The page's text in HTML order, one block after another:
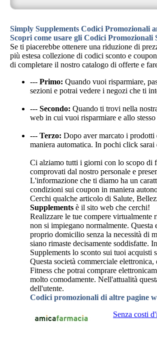
Simply Supplements Codici Promozionali
Scopri come usare gli Codici Promozionali
Se ti piacerebbe ottenere una riduzione di
più estesa collezione di codici sconto e
di completare il nostro catalogo di offerte e
--- Primo: Quando vuoi risparmiare,
sezioni e potrai vedere i negozi che ti
--- Secondo: Quando ti trovi nella
web in cui vuoi risparmiare e allo
--- Terzo: Dopo aver marcato i prodotti
maniera automatica. In pochi click sarai
Ci alziamo tutti i giorni con lo scopo di
comprovati dal nostro personale e
L'informazione che ti diamo ha un
condizioni sui coupon in maniera
Cerchi qualche articolo di Salute,
Supplements è il sito web che cerchi!
Realizzare le tue compere virtualmente
non si impiegano normalmente.
proprio domicilio senza la necessità di
siano rimaste decisamente soddisfatte.
Supplements lo sconto sui tuoi acquisti
Questa società commerciale
Fitness che potrai comprare
molto comodamente. Nell'attualità
dell'utente.
Codici promozionali di altre pagine
Senza costi